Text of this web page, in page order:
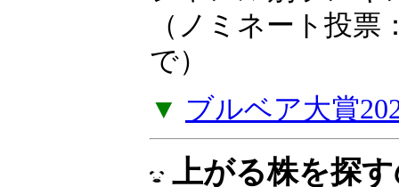
い。2025年ジャ
を掲載しました。
年1月5日（月）ま
▼ ブルベア大賞